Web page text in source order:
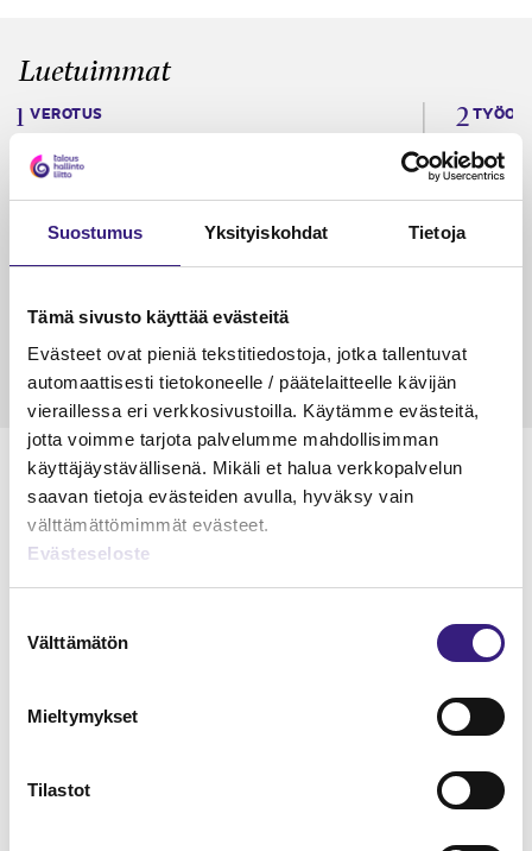
Suostumus Yksityiskohdat Tietoja
Tämä sivusto käyttää evästeitä
Evästeet ovat pieniä tekstitiedostoja, jotka tallentuvat
automaattisesti tietokoneelle / päätelaitteelle kävijän
vieraillessa eri verkkosivustoilla. Käytämme evästeitä,
jotta voimme tarjota palvelumme mahdollisimman
käyttäjäystävällisenä. Mikäli et halua verkkopalvelun
saavan tietoja evästeiden avulla, hyväksy vain
välttämättömimmät evästeet.
Evästeseloste
valinta
Välttämätön
Mieltymykset
Tilastot
Luetuimmat
VEROTUS
Kulu­veloitukset arvon­lisä­
verotuksessa – omien kulujen
veloitus ja läpi­laskutus
näytenumero